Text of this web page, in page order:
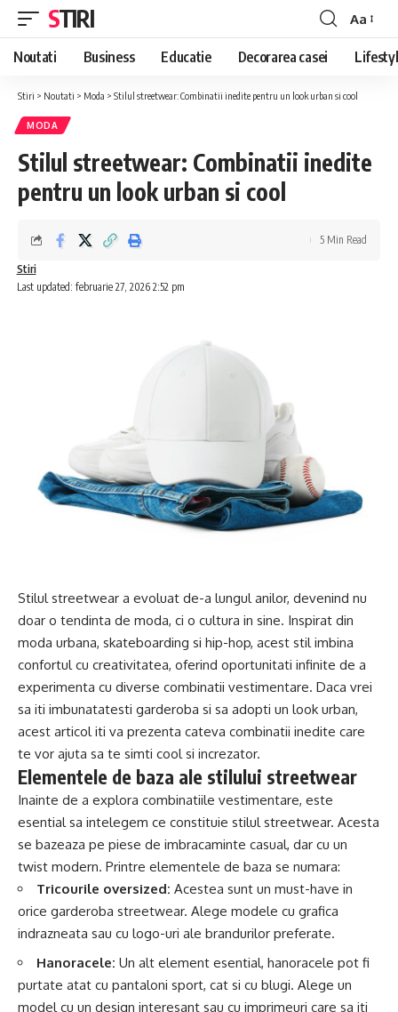
STIRI
Font
Resizer
Aa
Noutati Business Educatie Decorarea casei
Stiri > Noutati > Moda > Stilul streetwear: Combinatii inedite pentru un look urban si cool
MODA
Stilul streetwear: Combinatii inedite
pentru un look urban si cool
Last updated: februarie 27, 2026 2:52 pm
Stiri
5 Min Read
Stilul streetwear a evoluat de-a lungul anilor, devenind nu
doar o tendinta de moda, ci o cultura in sine. Inspirat din
moda urbana, skateboarding si hip-hop, acest stil imbina
confortul cu creativitatea, oferind oportunitati infinite de a
experimenta cu diverse combinatii vestimentare. Daca vrei
sa iti imbunatatesti garderoba si sa adopti un look urban,
acest articol iti va prezenta cateva combinatii inedite care
te vor ajuta sa te simti cool si increzator.
Elementele de baza ale stilului streetwear
Inainte de a explora combinatiile vestimentare, este
esential sa intelegem ce constituie stilul streetwear. Acesta
se bazeaza pe piese de imbracaminte casual, dar cu un
twist modern. Printre elementele de baza se numara:
Tricourile oversized: Acestea sunt un must-have in
orice garderoba streetwear. Alege modele cu grafica
indrazneata sau cu logo-uri ale brandurilor preferate.
Hanoracele: Un alt element esential, hanoracele pot fi
purtate atat cu pantaloni sport, cat si cu blugi. Alege un
model cu un design interesant sau cu imprimeuri care sa iti